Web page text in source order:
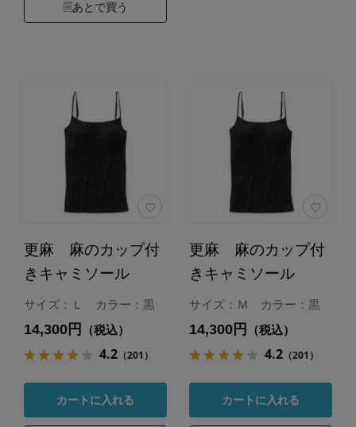
あとで買う
更麻 麻のカップ付
きキャミソール
サイズ：Ｌ カラー：黒
14,300円 （税込）
4.2（201）
カートに入れる
更麻 麻のカップ付
きキャミソール
サイズ：Ｍ カラー：黒
14,300円 （税込）
4.2（201）
カートに入れる